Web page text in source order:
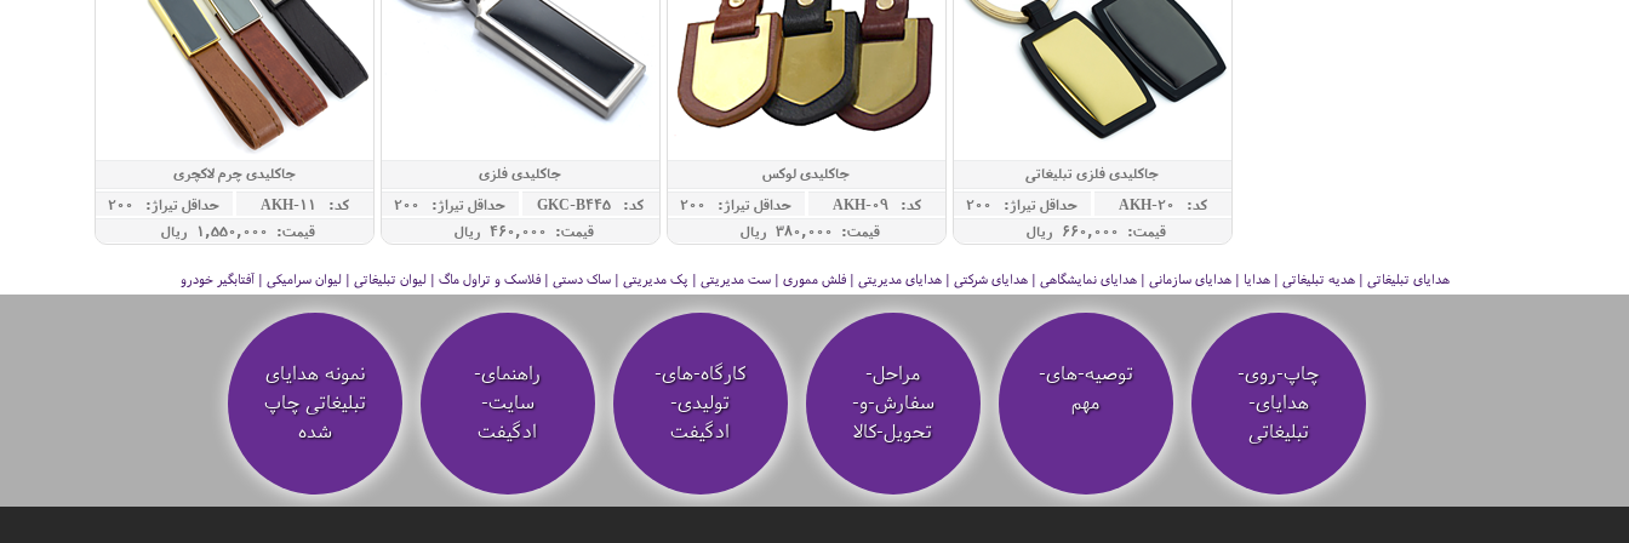
جاکلیدی فلزی تبلیغاتی
کد: AKH-20
حداقل تيراژ: 200
قیمت: 660,000 ريال
جاکلیدی لوکس
کد: AKH-09
حداقل تيراژ: 200
قیمت: 380,000 ريال
جاکلیدی فلزی
کد: GKC-B445
حداقل تيراژ: 200
قیمت: 460,000 ريال
جاکلیدی چرم لاکچری
کد: AKH-11
حداقل تيراژ: 200
قیمت: 1,550,000 ريال
هدایای تبلیغاتی | هدیه تبلیغاتی | هدایا | هدایای سازمانی | هدایای نمایشگاهی | هدایای شرکتی | هدایای مدیریتی | فلش مموری | ست مدیریتی | پک مدیریتی | ساک دستی | فلاسک و تراول ماگ | لیوان تبلیغاتی | لیوان سرامیکی | آفتابگیر خودرو
چاپ-روی-
هدایای-
تبلیغاتی
توصیه‌-های-
مهم
مراحل-
سفارش-و-
تحویل-کالا
کارگاه-های-
تولیدی-
ادگیفت
راهنمای-
سایت-
ادگیفت
نمونه هدایای
تبلیغاتی چاپ
شده